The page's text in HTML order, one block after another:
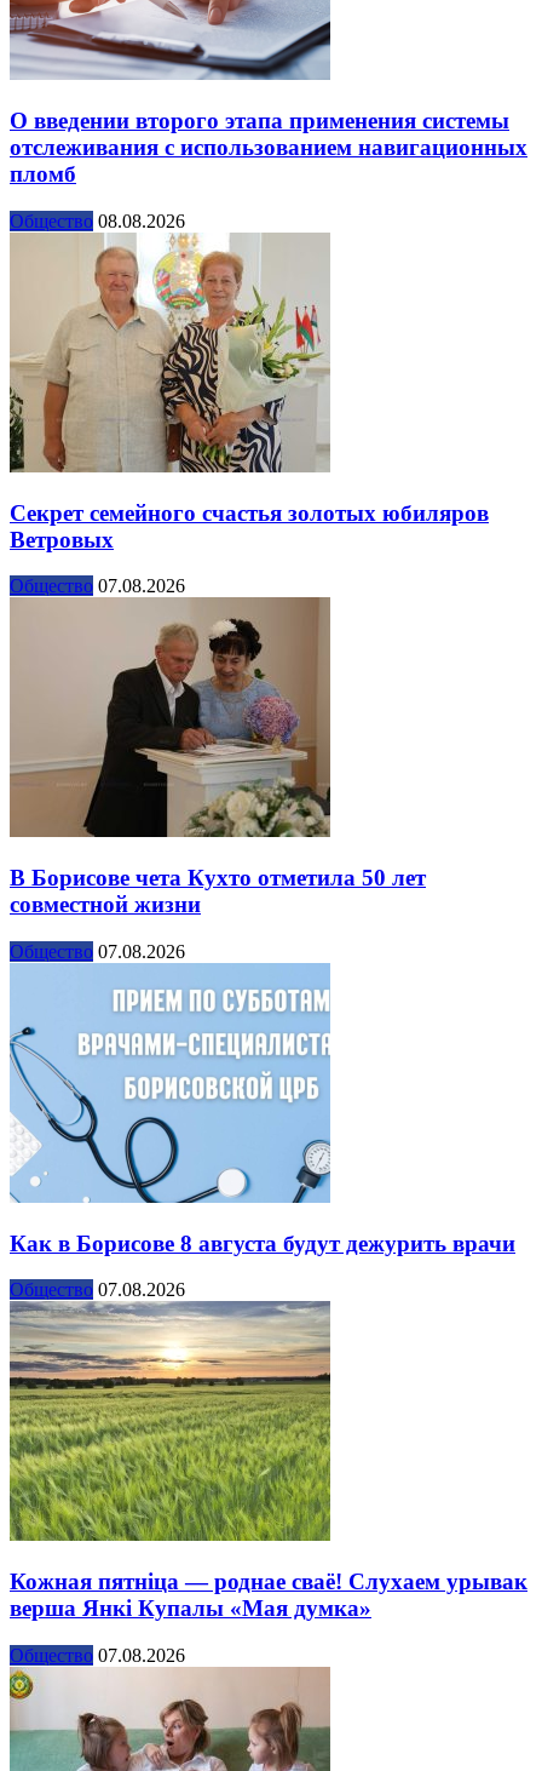
О введении второго этапа применения системы
отслеживания с использованием навигационных
пломб
Общество 08.08.2026
Секрет семейного счастья золотых юбиляров
Ветровых
Общество 07.08.2026
В Борисове чета Кухто отметила 50 лет
совместной жизни
Общество 07.08.2026
Как в Борисове 8 августа будут дежурить врачи
Общество 07.08.2026
Кожная пятніца — роднае сваё! Слухаем урывак
верша Янкі Купалы «Мая думка»
Общество 07.08.2026